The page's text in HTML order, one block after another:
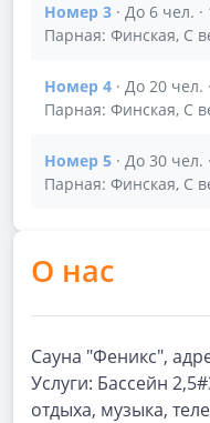
Номер 3 · До 6 чел.
Парная: Финская, С
Показать
Номер 4 · До 20 чел.
Парная: Финская, С
Показать
Номер 5 · До 30 чел.
Парная: Финская, С
Показать
О нас
Сауна "Феникс",
Услуги: Бассейн
отдыха, музыка,